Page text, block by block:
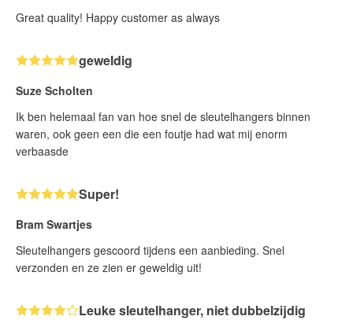
Great quality! Happy customer as always
geweldig
Suze Scholten
Ik ben helemaal fan van hoe snel de sleutelhangers binnen
waren, ook geen een die een foutje had wat mij enorm
verbaasde
Super!
Bram Swartjes
Sleutelhangers gescoord tijdens een aanbieding. Snel
verzonden en ze zien er geweldig uit!
Leuke sleutelhanger, niet dubbelzijdig